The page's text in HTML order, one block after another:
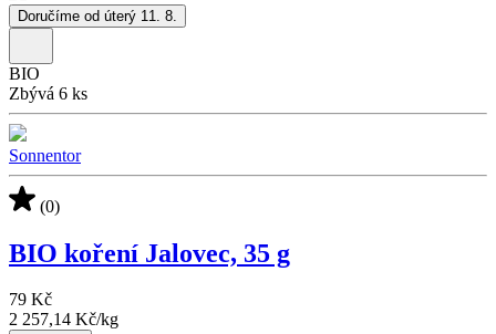
Doručíme od úterý 11. 8.
BIO
Zbývá 6 ks
Sonnentor
(0)
BIO koření Jalovec, 35 g
79 Kč
2 257,14 Kč/kg